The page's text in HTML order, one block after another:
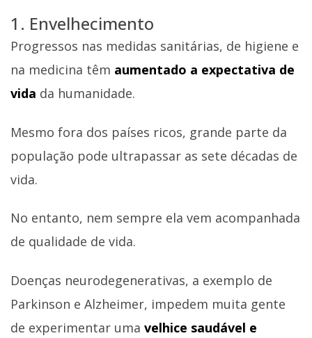
1. Envelhecimento
Progressos nas medidas sanitárias, de higiene e
na medicina têm aumentado a expectativa de
vida da humanidade.
Mesmo fora dos países ricos, grande parte da
população pode ultrapassar as sete décadas de
vida.
No entanto, nem sempre ela vem acompanhada
de qualidade de vida.
Doenças neurodegenerativas, a exemplo de
Parkinson e Alzheimer, impedem muita gente
de experimentar uma velhice saudável e